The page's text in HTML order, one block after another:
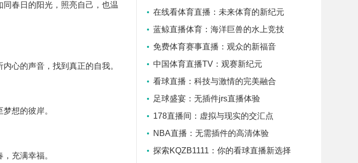
春日的阳光，照亮自己，也温
心的声音，找到真正的自我。
想的彼岸。
充满幸福。
在线看体育直播：未来体育的新纪元
蓝鲸直播体育：海洋巨兽的水上竞技
免费体育赛事直播：观众的新福音
中国体育直播TV：观赛新纪元
看球直播：科技与激情的完美融合
足球盛宴：无插件jrs直播体验
178直播间：虚拟与现实的交汇点
NBA直播：无需插件的高清体验
探索KQZB1111：你的看球直播新选择